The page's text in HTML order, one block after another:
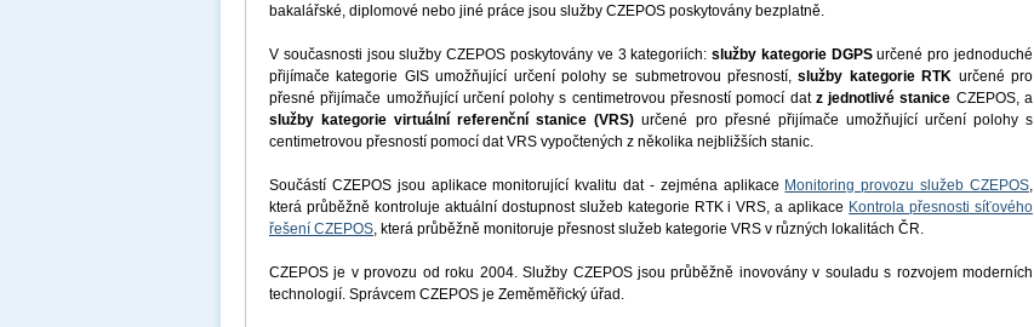
bakalářské, diplomové nebo jiné práce jsou služby CZEPOS poskytovány bezplatně.
V současnosti jsou služby CZEPOS poskytovány ve 3 kategoriích:služby kategorie DGPSurčené pro jednoduché
přijímače kategorie GIS umožňující určení polohy se submetrovou přesností,služby kategorie RTK určené pro
přesné přijímače umožňující určení polohy s centimetrovou přesností pomocí dat z jednotlivé stanice CZEPOS, a
služby kategorie virtuální referenční stanice (VRS) určené pro přesné přijímače umožňující určení polohy s
centimetrovou přesností pomocí dat VRS vypočtených z několika nejbližších stanic.
Součástí CZEPOS jsou aplikace monitorující kvalitu dat - zejména aplikace Monitoring provozu služeb CZEPOS,
která průběžně kontroluje aktuální dostupnost služeb kategorie RTK i VRS, a aplikace Kontrola přesnosti síťového
řešení CZEPOS, která průběžně monitoruje přesnost služeb kategorie VRS v různých lokalitách ČR.
CZEPOS je v provozu od roku 2004. Služby CZEPOS jsou průběžně inovovány v souladu s rozvojem moderních
technologií. Správcem CZEPOS je Zeměměřický úřad.